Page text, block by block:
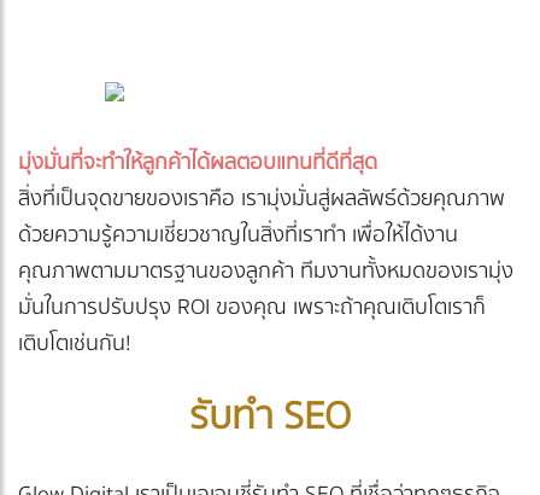
มุ่งมั่นที่จะทำให้ลูกค้าได้ผลตอบแทนที่ดีที่สุด
สิ่งที่เป็นจุดขายของเราคือ เรามุ่งมั่นสู่ผลลัพธ์ด้วยคุณภาพ
ด้วยความรู้ความเชี่ยวชาญในสิ่งที่เราทำ เพื่อให้ได้งาน
คุณภาพตามมาตรฐานของลูกค้า ทีมงานทั้งหมดของเรามุ่ง
มั่นในการปรับปรุง ROI ของคุณ เพราะถ้าคุณเติบโตเราก็
เติบโตเช่นกัน!
รับทำ SEO